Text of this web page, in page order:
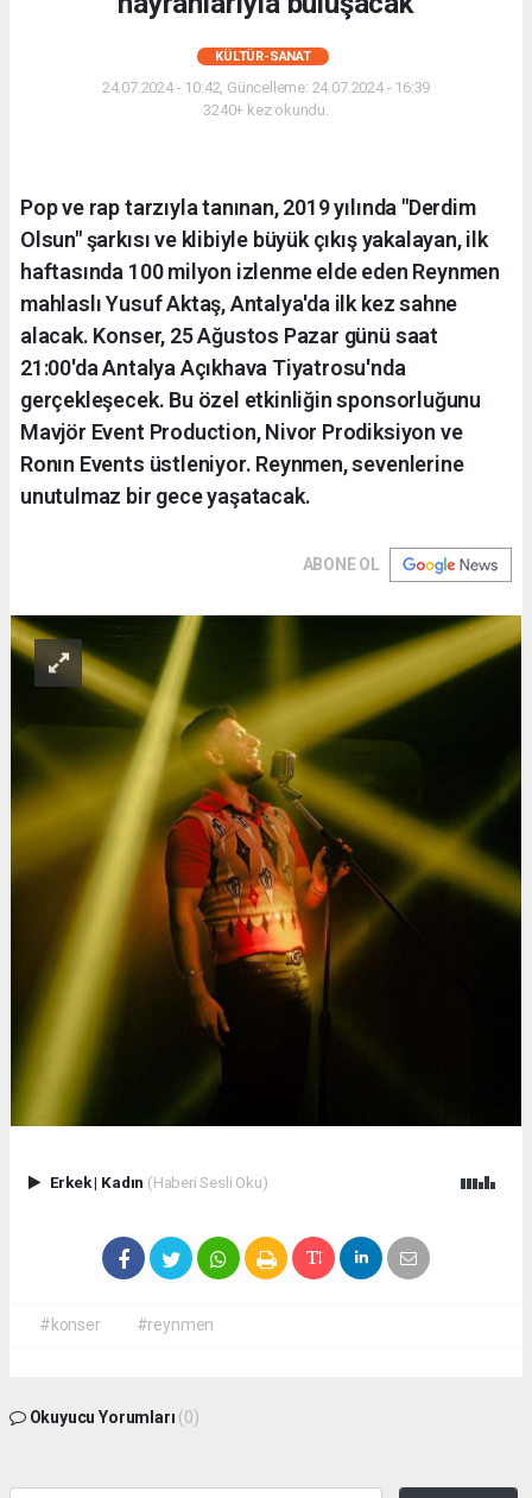
KÜLTÜR-SANAT
24.07.2024 - 10:42, Güncelleme: 24.07.2024 - 16:39
3240+ kez okundu.
Pop ve rap tarzıyla tanınan, 2019 yılında "Derdim
Olsun" şarkısı ve klibiyle büyük çıkış yakalayan, ilk
haftasında 100 milyon izlenme elde eden Reynmen
mahlaslı Yusuf Aktaş, Antalya'da ilk kez sahne
alacak. Konser, 25 Ağustos Pazar günü saat
21:00'da Antalya Açıkhava Tiyatrosu'nda
gerçekleşecek. Bu özel etkinliğin sponsorluğunu
Mavjör Event Production, Nivor Prodiksiyon ve
Ronın Events üstleniyor. Reynmen, sevenlerine
unutulmaz bir gece yaşatacak.
ABONE OL
Erkek| Kadın (Haberi Sesli Oku)
#konser #reynmen
Okuyucu Yorumları (0)